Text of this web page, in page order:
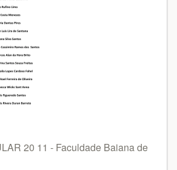
20 11 - Faculdade Baiana de